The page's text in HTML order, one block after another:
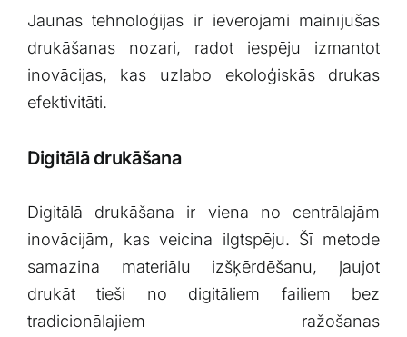
Jaunas ⁣tehnoloģijas ir ievērojami ‌mainījušas
drukāšanas⁣ nozari, ⁣radot iespēju izmantot
inovācijas, kas uzlabo ekoloģiskās drukas
efektivitāti.
Digitālā drukāšana
Digitālā drukāšana ir viena ‌no centrālajām
inovācijām,‍ kas veicina ilgtspēju. Šī metode
samazina ⁣materiālu izšķērdēšanu, ļaujot
drukāt tieši no digitāliem failiem bez
tradicionālajiem ⁣ražošanas